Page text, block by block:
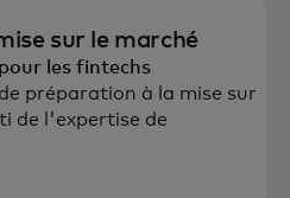
sur le marché
les fintechs
préparation à la mise sur
de l'expertise de